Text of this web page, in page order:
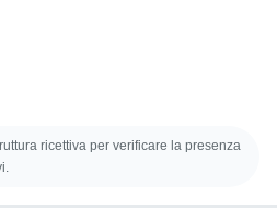
ricettiva per verificare la presenza